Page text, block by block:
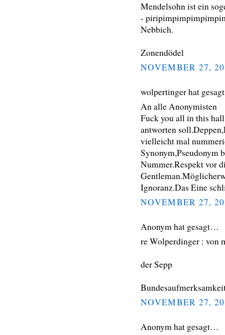
Mendelsohn ist ein
-
Nebbich.
Zonendödel
NOVEMBER 27,
wolpertinger hat
An alle Anonymisten
Fuck you all in this
antworten
vielleicht mal
Synonym,Pseudonym
Nummer.Respekt vor
Ignoranz.Das Eine
NOVEMBER 27,
Anonym hat gesagt…
re Wolperdinger : von
der Sepp
NOVEMBER 27,
Anonym hat gesagt…